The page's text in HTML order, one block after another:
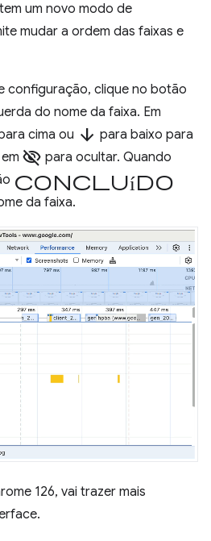
tem um novo modo de
mudar a ordem das faixas e
configuração, clique no botão
do nome da faixa. Em
cima ou arrow_downward para baixo para
visibility_off para ocultar. Quando
Concluído
da faixa.
126, vai trazer mais